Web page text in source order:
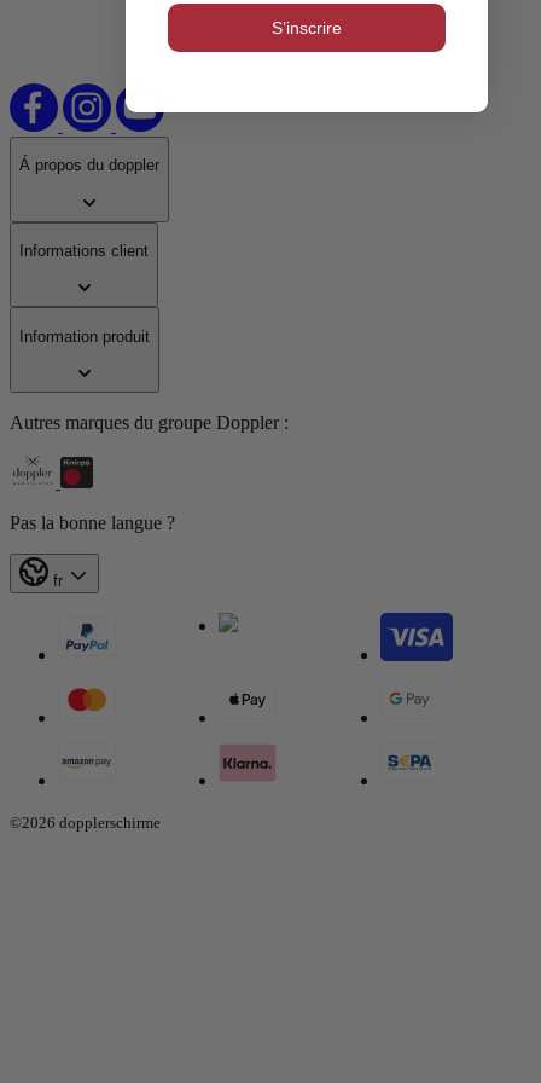
Á propos du doppler
Informations client
Information produit
Autres marques du groupe Doppler :
Pas la bonne langue ?
fr
©2026 dopplerschirme
S’inscrire